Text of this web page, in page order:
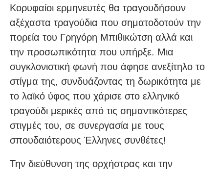
Κορυφαίοι ερμηνευτές θα τραγουδήσουν
αξέχαστα τραγούδια που σηματοδοτούν την
πορεία του Γρηγόρη Μπιθικώτση αλλά και
την προσωπικότητα που υπήρξε. Μια
συγκλονιστική φωνή που άφησε ανεξίτηλο το
στίγμα της, συνδυάζοντας τη δωρικότητα με
το λαϊκό ύφος που χάρισε στο ελληνικό
τραγούδι μερικές από τις σημαντικότερες
στιγμές του, σε συνεργασία με τους
σπουδαιότερους Έλληνες συνθέτες!
Την διεύθυνση της ορχήστρας και την